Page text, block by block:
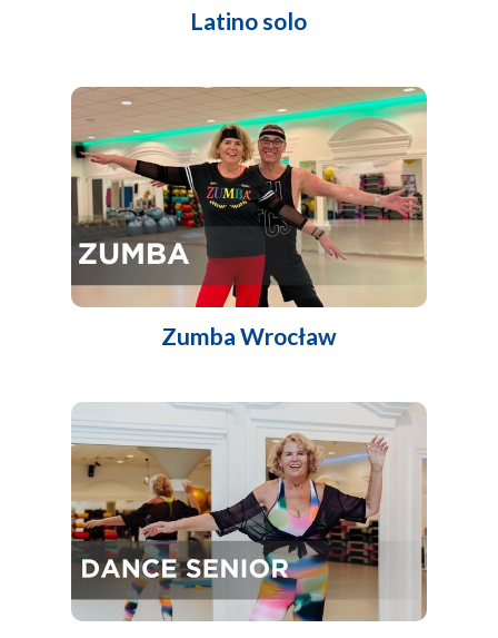
Latino solo
Zumba Wrocław